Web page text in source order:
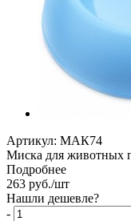
Артикул: МАК74
Миска для животных
Подробнее
263 руб./шт
Нашли дешевле?
-